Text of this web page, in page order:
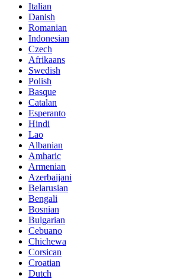
Italian
Danish
Romanian
Indonesian
Czech
Afrikaans
Swedish
Polish
Basque
Catalan
Esperanto
Hindi
Lao
Albanian
Amharic
Armenian
Azerbaijani
Belarusian
Bengali
Bosnian
Bulgarian
Cebuano
Chichewa
Corsican
Croatian
Dutch